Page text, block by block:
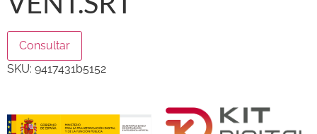
Consultar
SKU: 9417431b5152